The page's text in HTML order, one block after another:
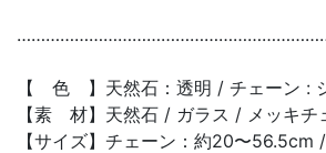
【 色 】天然石：透明 / チェーン :
【素 材】天然石 / ガラス / メッキチ
【サイズ】チェーン：約20〜56.5cm